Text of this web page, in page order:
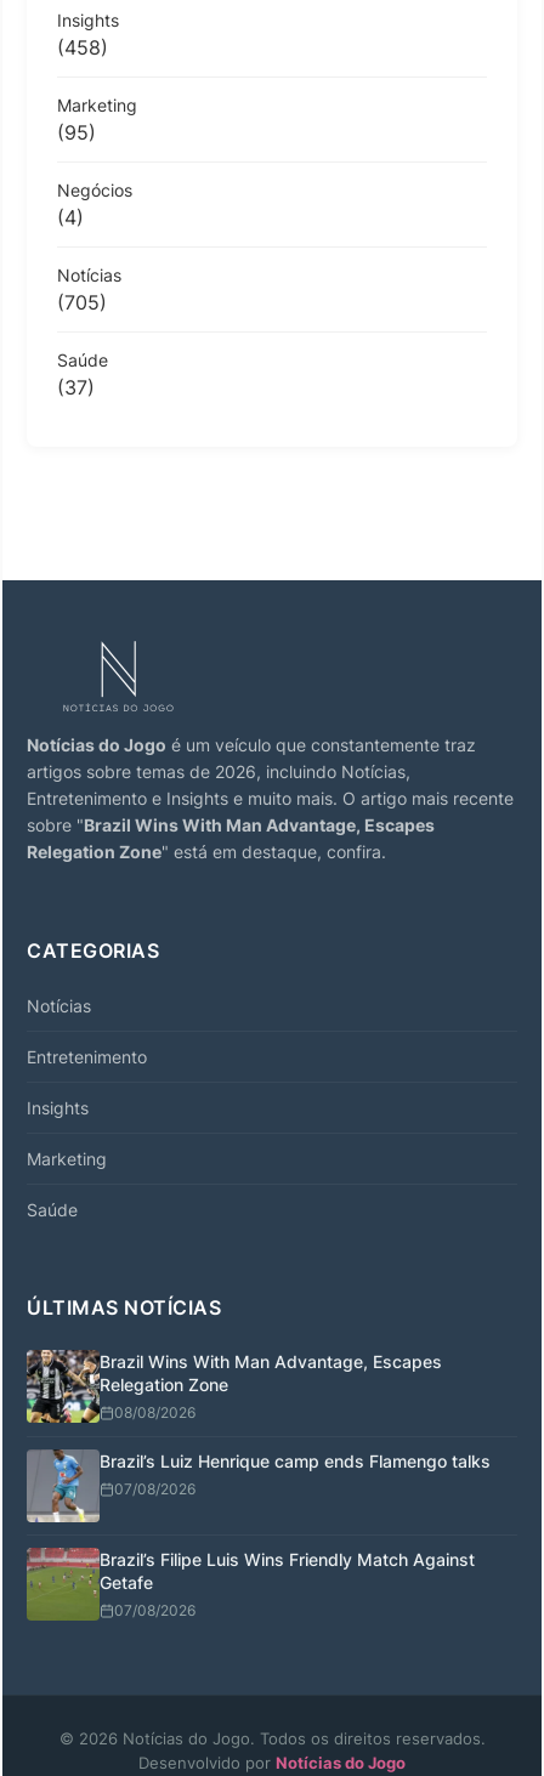
Insights
(458)
Marketing
(95)
Negócios
(4)
Notícias
(705)
Saúde
(37)
Notícias do Jogo é um veículo que constantemente traz
artigos sobre temas de 2026, incluindo Notícias,
Entretenimento e Insights e muito mais. O artigo mais recente
sobre "Brazil Wins With Man Advantage, Escapes
Relegation Zone" está em destaque, confira.
CATEGORIAS
Notícias
Entretenimento
Insights
Marketing
Saúde
ÚLTIMAS NOTÍCIAS
Brazil Wins With Man Advantage, Escapes
Relegation Zone
08/08/2026
Brazil’s Luiz Henrique camp ends Flamengo talks
07/08/2026
Brazil’s Filipe Luis Wins Friendly Match Against
Getafe
07/08/2026
© 2026 Notícias do Jogo. Todos os direitos reservados.
Desenvolvido por Notícias do Jogo